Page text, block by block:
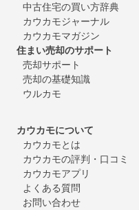
中古住宅の買い方辞典
カウカモジャーナル
カウカモマガジン
住まい売却のサポート
売却サポート
売却の基礎知識
ウルカモ
カウカモについて
カウカモとは
カウカモの評判・口コミ
カウカモアプリ
よくある質問
お問い合わせ